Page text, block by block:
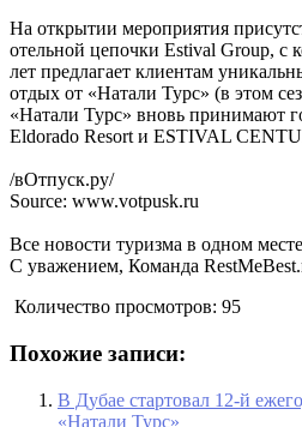
На открытии мероприятия
отельной цепочки Estival Group, с
лет предлагает клиентам
отдых от «Натали Турс» (в этом
«Натали Турс» вновь принимают
Eldorado Resort и ESTIVAL
/вОтпуск.ру/
Source: www.votpusk.ru
Все новости туризма в одном
С уважением, Команда
Количество просмотров: 95
Похожие записи:
В Дубае стартовал 12-й
«Натали Турс»